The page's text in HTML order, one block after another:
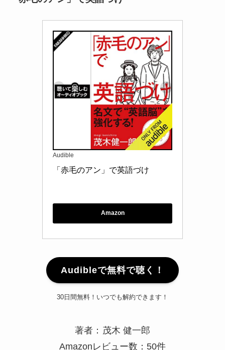
「赤毛のアン」で英語づけ
Amazon
Audibleで無料で聴く！
著者：茂木 健一郎
Amazonレビュー数：50件
高校一年のときに「赤毛のアン」を原